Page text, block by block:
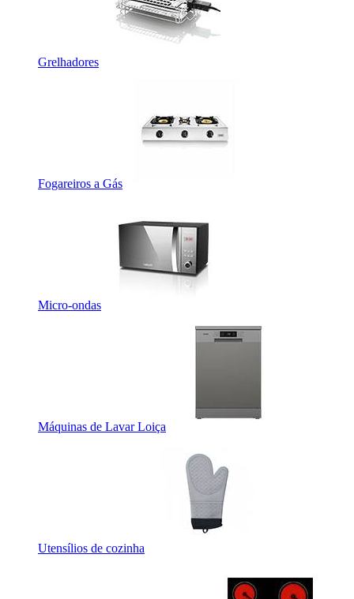
Grelhadores
Fogareiros a Gás
Micro-ondas
Máquinas de Lavar Loiça
Utensílios de cozinha